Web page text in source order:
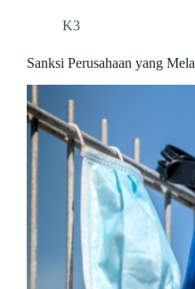
K3
Sanksi Perusahaan yang